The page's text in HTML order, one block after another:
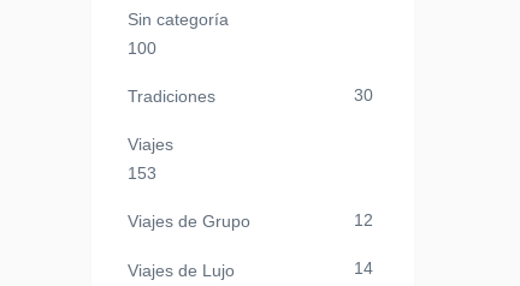
Sin categoría
100
Tradiciones 30
Viajes
153
Viajes de Grupo 12
Viajes de Lujo 14